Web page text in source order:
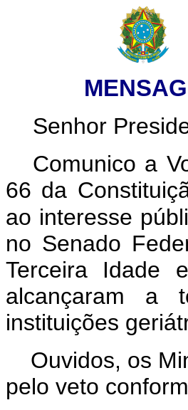
Senhor
Comunico a
66 da
ao interesse
no Senado
Terceira Idade
alcançaram a
instituições
Ouvidos, os
pelo veto